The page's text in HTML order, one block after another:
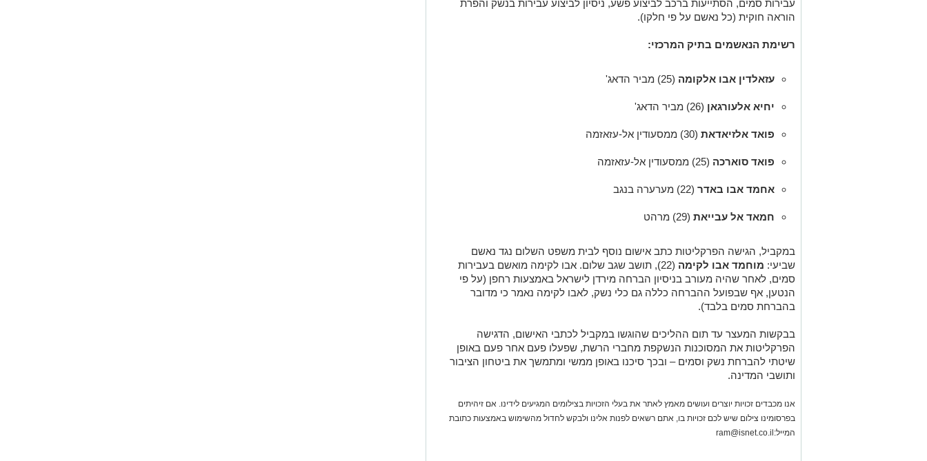
עבירות סמים, הסתייעות ברכב לביצוע פשע, ניסיון לביצוע עבירות בנשק והפרת
הוראה חוקית (כל נאשם על פי חלקו).
רשימת הנאשמים בתיק המרכזי:
עזאלדין אבו אלקומה (25) מביר הדאג'
יחיא אלעורגאן (26) מביר הדאג'
פואד אלזיאדאת (30) ממסעודין אל-עזאזמה
פואד סוארכה (25) ממסעודין אל-עזאזמה
אחמד אבו באדר (22) מערערה בנגב
חמאד אל עבייאת (29) מרהט
במקביל, הגישה הפרקליטות כתב אישום נוסף לבית משפט השלום נגד נאשם
שביעי: מוחמד אבו לקימה
(22), תושב שגב שלום. אבו לקימה מואשם בעבירות
סמים, לאחר שהיה מעורב בניסיון הברחה מירדן לישראל באמצעות רחפן (על פי
הנטען, אף שבפועל ההברחה כללה גם כלי נשק, לאבו לקימה נאמר כי מדובר
בהברחת סמים בלבד).
בבקשות המעצר עד תום ההליכים שהוגשו במקביל לכתבי האישום, הדגישה
הפרקליטות את המסוכנות הנשקפת מחברי הרשת, שפעלו פעם אחר פעם באופן
שיטתי להברחת נשק וסמים – ובכך סיכנו באופן ממשי ומתמשך את ביטחון הציבור
ותושבי המדינה.
אנו מכבדים זכויות יוצרים ועושים מאמץ לאתר את בעלי הזכויות בצילומים המגיעים לידינו. אם זיהיתים
בפרסומינו צילום שיש לכם זכויות בו, אתם רשאים לפנות אלינו ולבקש לחדול מהשימוש באמצעות כתובת
המייל: ram@isnet.co.il